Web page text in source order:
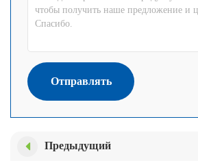
Отправлять
Предыдущий